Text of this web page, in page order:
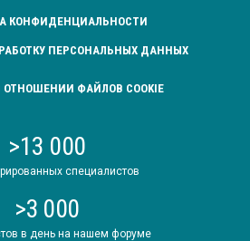
КОНФИДЕНЦИАЛЬНОСТИ
ПЕРСОНАЛЬНЫХ ДАННЫХ
ФАЙЛОВ COOKIE
>13 000
специалистов
>3 000
в день на нашем форуме